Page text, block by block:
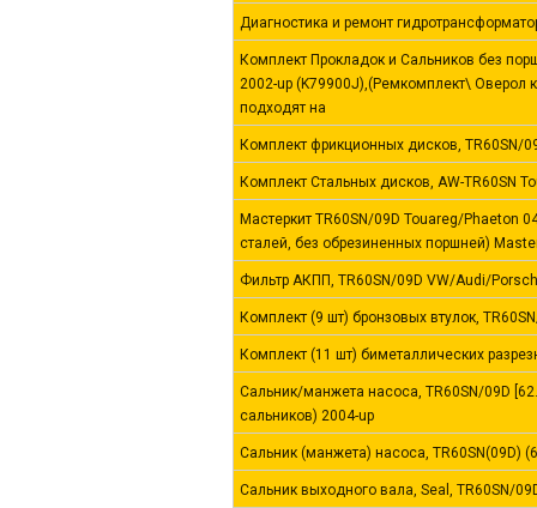
Диагностика и ремонт
Комплект Прокладок и Сальников без
2002-up (K79900J),(Ремкомплект\ Оверол
подходят на
Комплект фрикционных дисков, TR60SN/
Комплект Стальных дисков, AW-TR60SN
Мастеркит TR60SN/09D Touareg/Phaeton
сталей, без обрезиненных поршней)
Фильтр АКПП, TR60SN/09D VW/Audi/
Комплект (9 шт) бронзовых втулок,
Комплект (11 шт) биметаллических
Сальник/манжета насоса, TR60SN/09D
сальников) 2004-up
Сальник (манжета) насоса, TR60SN(09D)
Сальник выходного вала, Seal, TR60SN/